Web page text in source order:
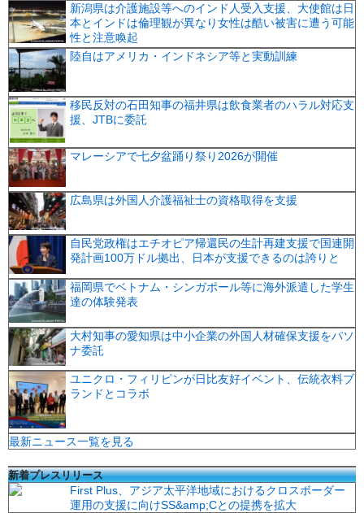
新潟県は介護施設等へのインド人受入支援、大使館は日
本とインドは倫理観が異なり女性は酷い被害に遭う可能
性と注意喚起
陸自はアメリカ・インドネシア等と実動訓練
移民反対の石田知事の福井県は飲食業者のハラル対応支
援、JTBに委託
マレーシアで七夕盆踊り祭り2026が開催
広島県は外国人介護福祉士の資格取得を支援
自民党政権はエチオピア帰還民の生計再建支援で国連開
発計画100万ドル拠出、日本が支援できるのは誇りと
福岡県でベトナム・シンガポール等に海外派遣した学生
達の体験発表
大村知事の愛知県は中小企業の外国人材確保支援をパソ
ナ委託
ユニクロ・フィリピンが日比友好イベント、伝統衣料ブ
ランドとコラボ
最新ニュース一覧を見る
新着プレスリリース
First Plus、アジア太平洋地域におけるクロスボーダー
運用の支援に向けSS&amp;Cとの提携を拡大